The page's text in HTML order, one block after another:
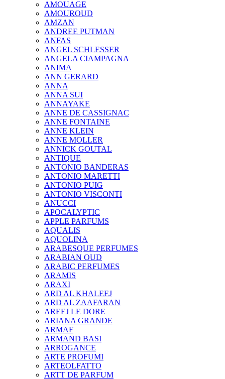
AMOUAGE
AMOUROUD
AMZAN
ANDREE PUTMAN
ANFAS
ANGEL SCHLESSER
ANGELA CIAMPAGNA
ANIMA
ANN GERARD
ANNA
ANNA SUI
ANNAYAKE
ANNE DE CASSIGNAC
ANNE FONTAINE
ANNE KLEIN
ANNE MOLLER
ANNICK GOUTAL
ANTIQUE
ANTONIO BANDERAS
ANTONIO MARETTI
ANTONIO PUIG
ANTONIO VISCONTI
ANUCCI
APOCALYPTIC
APPLE PARFUMS
AQUALIS
AQUOLINA
ARABESQUE PERFUMES
ARABIAN OUD
ARABIC PERFUMES
ARAMIS
ARAXI
ARD AL KHALEEJ
ARD AL ZAAFARAN
AREEJ LE DORE
ARIANA GRANDE
ARMAF
ARMAND BASI
ARROGANCE
ARTE PROFUMI
ARTEOLFATTO
ARTT DE PARFUM